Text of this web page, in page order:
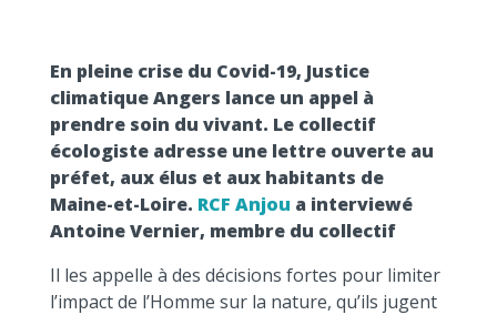
En pleine crise du Covid-19, Justice
climatique Angers lance un appel à
prendre soin du vivant. Le collectif
écologiste adresse une lettre ouverte au
préfet, aux élus et aux habitants de
Maine-et-Loire. RCF Anjou a interviewé
Antoine Vernier, membre du collectif
Il les appelle à des décisions fortes pour limiter
l’impact de l’Homme sur la nature, qu’ils jugent